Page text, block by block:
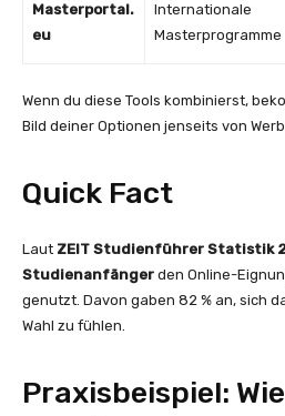
Masterportal.
eu
Internationale
Masterprogramme
Wenn du diese Tools kombinierst,
Bild deiner Optionen jenseits von
Quick Fact
Laut ZEIT Studienführer Statistik
Studienanfänger den Online-
genutzt. Davon gaben 82 % an, sich
Wahl zu fühlen.
Praxisbeispiel: